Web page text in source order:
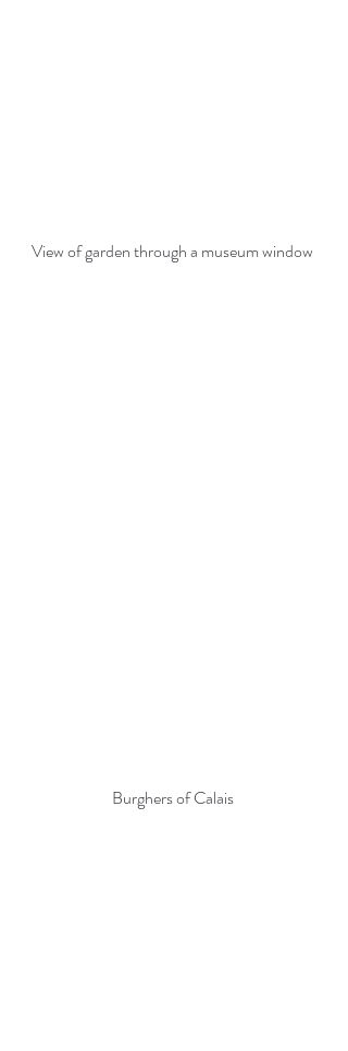
View of garden through a museum window
Burghers of Calais